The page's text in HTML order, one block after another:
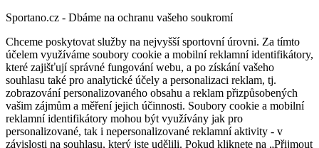
Sportano.cz - Dbáme na ochranu vašeho soukromí
Chceme poskytovat služby na nejvyšší sportovní úrovni. Za tímto
účelem využíváme soubory cookie a mobilní reklamní identifikátory,
které zajišťují správné fungování webu, a po získání vašeho
souhlasu také pro analytické účely a personalizaci reklam, tj.
zobrazování personalizovaného obsahu a reklam přizpůsobených
vašim zájmům a měření jejich účinnosti. Soubory cookie a mobilní
reklamní identifikátory mohou být využívány jak pro
personalizované, tak i nepersonalizované reklamní aktivity - v
závislosti na souhlasu, který jste udělili. Pokud kliknete na „Přijmout